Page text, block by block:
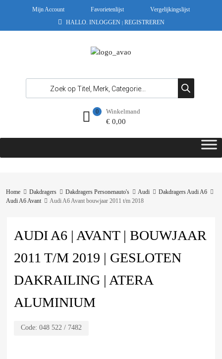
Mijn Account Favorietenlijst
Vergelijkingslijst
HALLO. INLOGGEN | REGISTREREN
Winkelmand
€0,00
0
Home Dakdragers Dakdragers Personenauto's Audi
Dakdragers Audi A6
Audi A6 Avant
Audi A6 Avant bouwjaar 2011 t/m 2018
AUDI A6 | AVANT | BOUWJAAR
2011 T/M 2019 | GESLOTEN
DAKRAILING | ATERA
ALUMINIUM
Code: 048 522 / 7482